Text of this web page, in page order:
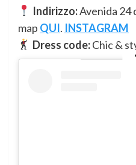
Indirizzo:Avenida 24
map QUI. INSTAGRAM
Dress code:Chic &